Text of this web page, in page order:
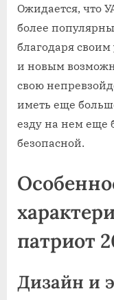
Ожидается, что
более
благодаря
и новым
свою
иметь еще
езду на нем еще
безопасной.
патриот
Дизайн и